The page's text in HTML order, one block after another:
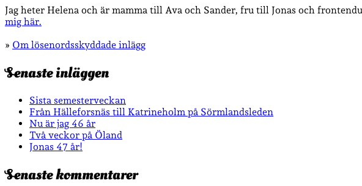
Jag heter Helena och är mamma till Ava och Sander, fru till Jonas och
mig här.
» Om lösenordsskyddade inlägg
Senaste inläggen
Sista semesterveckan
Från Hälleforsnäs till Katrineholm på Sörmlandsleden
Nu är jag 46 år
Två veckor på Öland
Jonas 47 år!
Senaste kommentarer